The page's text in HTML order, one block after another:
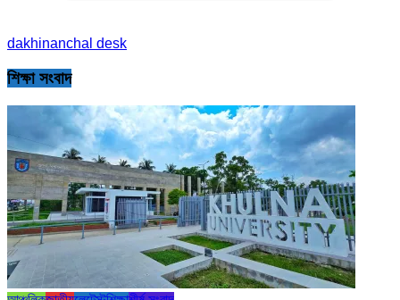
dakhinanchal desk
শিক্ষা সংবাদ